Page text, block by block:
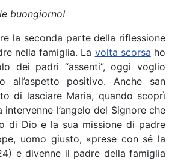
buongiorno!
la seconda parte della riflessione
nella famiglia. La volta scorsa ho
dei padri “assenti”, oggi voglio
all’aspetto positivo. Anche san
di lasciare Maria, quando scoprì
l’angelo del Signore che
di Dio e la sua missione di padre
uomo giusto, «prese con sé la
e divenne il padre della famiglia